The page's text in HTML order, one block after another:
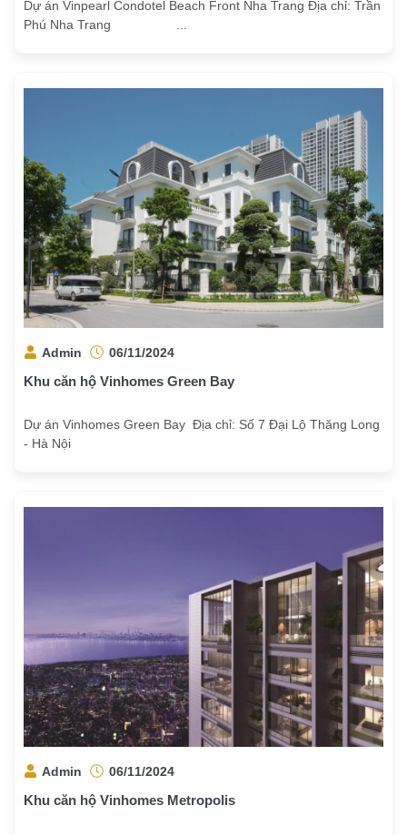
Dự án Vinpearl Condotel Beach Front Nha Trang Địa chỉ: Trần
Phú Nha Trang ...
Admin 06/11/2024
Khu căn hộ Vinhomes Green Bay
Dự án Vinhomes Green Bay Địa chỉ: Số 7 Đại Lộ Thăng Long
- Hà Nội
Admin 06/11/2024
Khu căn hộ Vinhomes Metropolis